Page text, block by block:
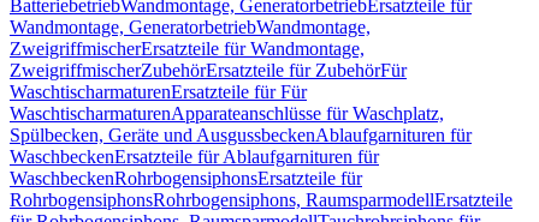
BatteriebetriebWandmontage, GeneratorbetriebErsatzteile für
Wandmontage, GeneratorbetriebWandmontage,
ZweigriffmischerErsatzteile für Wandmontage,
ZweigriffmischerZubehörErsatzteile für ZubehörFür
WaschtischarmaturenErsatzteile für Für
WaschtischarmaturenApparateanschlüsse für Waschplatz,
Spülbecken, Geräte und AusgussbeckenAblaufgarnituren für
WaschbeckenErsatzteile für Ablaufgarnituren für
WaschbeckenRohrbogensiphonsErsatzteile für
RohrbogensiphonsRohrbogensiphons, RaumsparmodellErsatzteile